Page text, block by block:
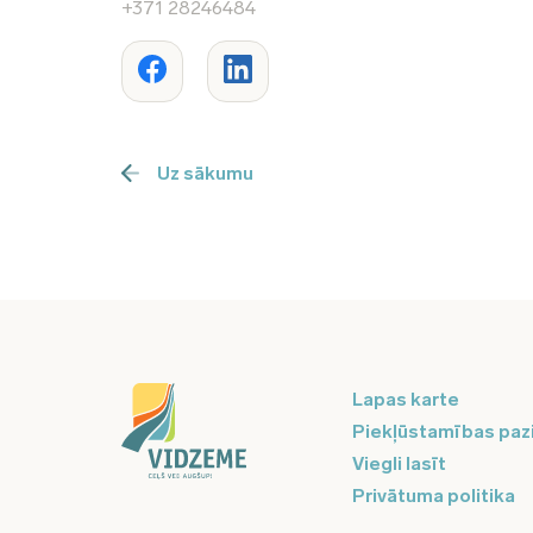
+371 28246484
Uz sākumu
Lapas karte
Piekļūstamības
Viegli lasīt
Privātuma politika